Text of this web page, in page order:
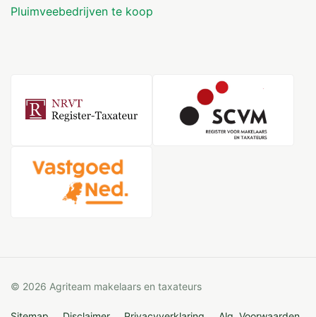
Pluimveebedrijven te koop
© 2026 Agriteam makelaars en taxateurs